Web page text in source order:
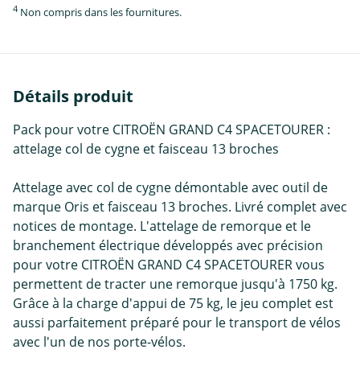
4 Non compris dans les fournitures.
Détails produit
Pack pour votre CITROËN GRAND C4 SPACETOURER :
attelage col de cygne et faisceau 13 broches
Attelage avec col de cygne démontable avec outil de
marque Oris et faisceau 13 broches. Livré complet avec
notices de montage. L'attelage de remorque et le
branchement électrique développés avec précision
pour votre CITROËN GRAND C4 SPACETOURER vous
permettent de tracter une remorque jusqu'à 1750 kg.
Grâce à la charge d'appui de 75 kg, le jeu complet est
aussi parfaitement préparé pour le transport de vélos
avec l'un de nos porte-vélos.